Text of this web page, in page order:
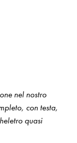
nel nostro
con testa,
quasi